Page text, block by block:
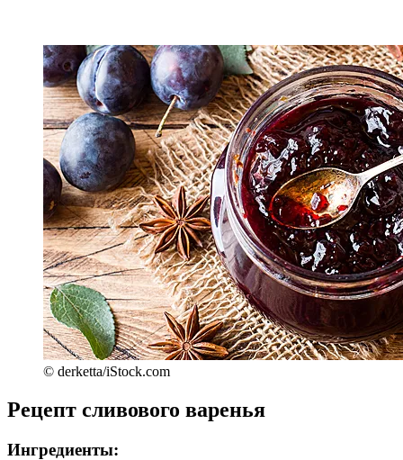
© derketta/iStock.com
Рецепт сливового варенья
Ингредиенты: